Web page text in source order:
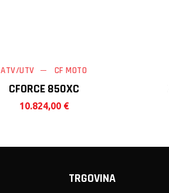
CFORCE 850XC
ATV/UTV CF MOTO
10.824,00 €
TRGOVINA